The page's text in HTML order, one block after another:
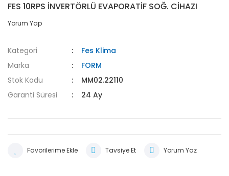
FES 10RPS İNVERTÖRLÜ EVAPORATİF SOĞ. CİHAZI
Yorum Yap
Kategori
Fes Klima
Marka
FORM
Stok Kodu
MM02.22110
Garanti Süresi
24 Ay
Tavsiye Et Yorum Yaz